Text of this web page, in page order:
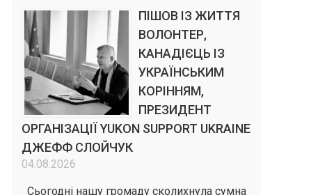
ПІШОВ ІЗ ЖИТТЯ
ВОЛОНТЕР,
КАНАДІЄЦЬ ІЗ
УКРАЇНСЬКИМ
КОРІННЯМ,
ПРЕЗИДЕНТ
ОРГАНІЗАЦІЇ YUKON SUPPORT UKRAINE
ДЖЕФФ СЛОЙЧУК
04.08.2026
Сьогодні нашу громаду сколихнула сумна